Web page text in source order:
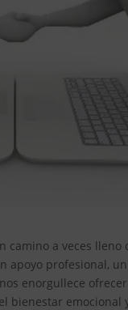
a veces lleno
apoyo profesional,
enorgullece
bienestar emocional